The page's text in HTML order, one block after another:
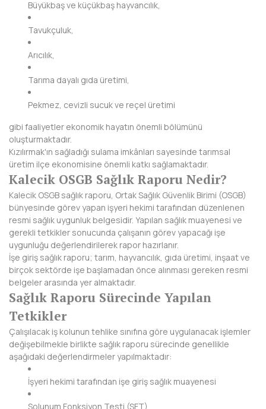
ERZURUM
ESKİŞEHİR
GAZİANTEP
GİRESUN
GÜMÜŞHANE
HAKKARİ
HATAY
IĞDIR
ISPARTA
KAHRAMANMARAŞ
KARABÜK
KARAMAN
KARS
KASTAMONU
KAYSERİ
KIRIKKALE
Büyükbaş ve küçükbaş hayvancılık,
Tavukçuluk,
Arıcılık,
Tarıma dayalı gıda üretimi,
Pekmez, cevizli sucuk ve reçel üretimi
gibi faaliyetler ekonomik hayatın önemli bölümünü
oluşturmaktadır.
Kızılırmak'ın sağladığı sulama imkânları sayesinde tarımsal
üretim ilçe ekonomisine önemli katkı sağlamaktadır.
Kalecik OSGB Sağlık Raporu Nedir?
Kalecik OSGB sağlık raporu, Ortak Sağlık Güvenlik Birimi (OSGB)
bünyesinde görev yapan işyeri hekimi tarafından düzenlenen
resmi sağlık uygunluk belgesidir. Yapılan sağlık muayenesi ve
gerekli tetkikler sonucunda çalışanın görev yapacağı işe
uygunluğu değerlendirilerek rapor hazırlanır.
İşe giriş sağlık raporu; tarım, hayvancılık, gıda üretimi, inşaat ve
birçok sektörde işe başlamadan önce alınması gereken resmi
belgeler arasında yer almaktadır.
Sağlık Raporu Sürecinde Yapılan
Tetkikler
Çalışılacak iş kolunun tehlike sınıfına göre uygulanacak işlemler
değişebilmekle birlikte sağlık raporu sürecinde genellikle
aşağıdaki değerlendirmeler yapılmaktadır:
İşyeri hekimi tarafından işe giriş sağlık muayenesi
Solunum Fonksiyon Testi (SFT)